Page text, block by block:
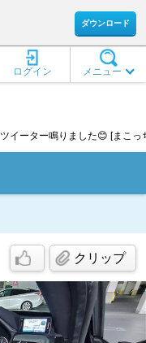
ダウンロード
メニュー
ログイン
ツイーター鳴りました😊 [まこ
クリップ